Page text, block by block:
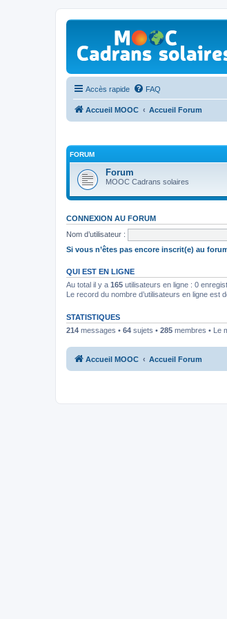
Accès rapide FAQ
Accueil MOOC Accueil Forum
FORUM
Forum
MOOC Cadrans solaires
CONNEXION AU FORUM
Nom d’utilisateur :
Si vous n’êtes pas encore inscrit(e) au
QUI EST EN LIGNE
Au total il y a 165 utilisateurs en ligne : 0
Le record du nombre d’utilisateurs en ligne est
STATISTIQUES
214 messages • 64 sujets • 285 membres • Le
Accueil MOOC Accueil Forum